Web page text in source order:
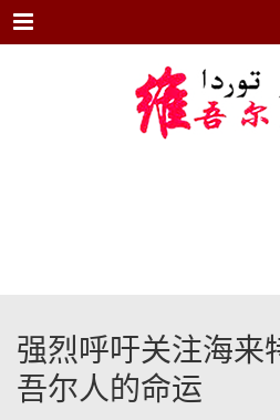
Menu
强烈呼吁关注海来
吾尔人的命运